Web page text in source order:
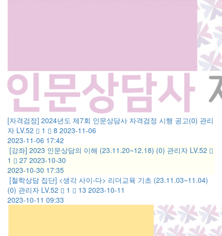
[자격검정] 2024년도 제7회 인문상담사 자격검정 시행 공고(0) 관리
자 LV.52 1 8 2023-11-06
2023-11-06 17:42
[강좌] 2023 인문상담의 이해 (23.11.20~12.18) (0) 관리자 LV.52
1
27 2023-10-30
2023-10-30 17:35
[철학상담 집단] <생각 사이-다> 리더교육 기초 (23.11.03~11.04)
(0) 관리자 LV.52 1 13 2023-10-11
2023-10-11 09:33